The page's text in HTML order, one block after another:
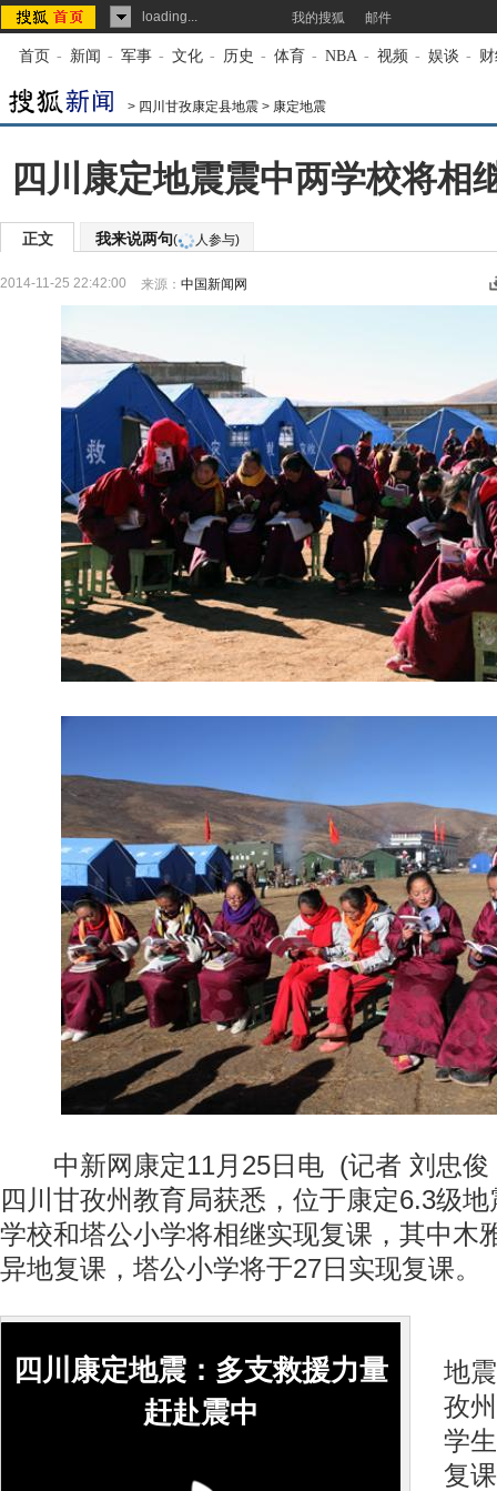
loading... 我的搜狐 邮件
首页 - 新闻 - 军事 - 文化 - 历史 - 体育 - NBA - 视频 - 娱谈 -
> 四川甘孜康定县地震 > 康定地震
四川康定地震震中两学校将相
正文 我来说两句( 人参与)
2014-11-25 22:42:00 来源： 中国新闻网
中新网康定11月25日电 (记者 刘忠俊
四川甘孜州教育局获悉，位于康定6.3级
学校和塔公小学将相继实现复课，其中木
异地复课，塔公小学将于27日实现复课。
四川康定地震：多支救援力量
赶赴震中
地
孜
学
复